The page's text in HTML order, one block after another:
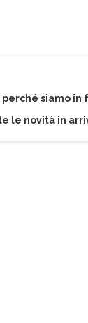
siamo
le novità in